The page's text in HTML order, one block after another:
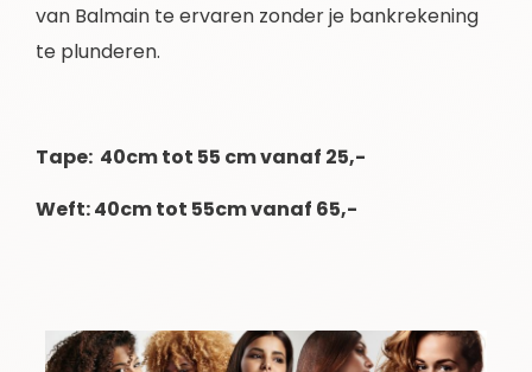
van Balmain te ervaren zonder je bankrekening
te plunderen.
Tape: 40cm tot 55 cm vanaf 25,-
Weft: 40cm tot 55cm vanaf 65,-